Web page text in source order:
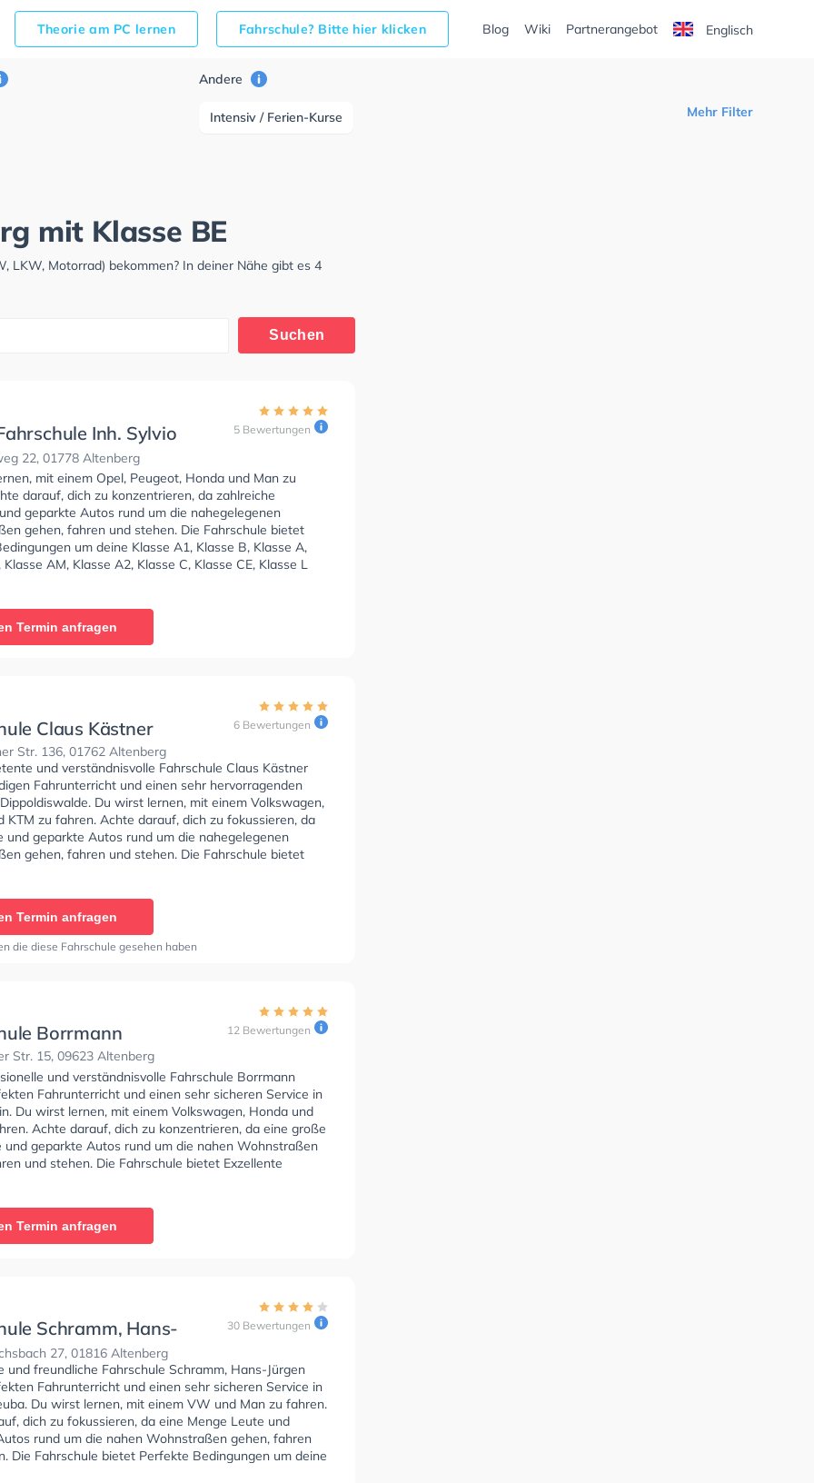
Theorie am PC lernen Fahrschule? Bitte hier klicken Blog Wiki Partnerangebot Englisch
Andere
Intensiv / Ferien-Kurse Mehr Filter
mit Klasse BE
LKW, Motorrad) bekommen? In deiner Nähe gibt es 4
Suchen
Inh. Sylvio
22, 01778 Altenberg
5 Bewertungen
mit einem Opel, Peugeot, Honda und Man zu
darauf, dich zu konzentrieren, da zahlreiche
geparkte Autos rund um die nahegelegenen
gehen, fahren und stehen. Die Fahrschule bietet
um deine Klasse A1, Klasse B, Klasse A,
Klasse AM, Klasse A2, Klasse C, Klasse CE, Klasse L
T zu erhalten. In der Mühle Fahrschule Inh. Sylvio
Termin anfragen
Claus Kästner
Str. 136, 01762 Altenberg
6 Bewertungen
und verständnisvolle Fahrschule Claus Kästner
Fahrunterricht und einen sehr hervorragenden
Du wirst lernen, mit einem Volkswagen,
KTM zu fahren. Achte darauf, dich zu fokussieren, da
und geparkte Autos rund um die nahegelegenen
gehen, fahren und stehen. Die Fahrschule bietet
um deine Klasse A1, Klasse B, Klasse A,
erhalten. In der Fahrschule Claus Kästner Sie können
online anfragen.
Termin anfragen
die diese Fahrschule gesehen haben
Borrmann
Str. 15, 09623 Altenberg
12 Bewertungen
und verständnisvolle Fahrschule Borrmann
Fahrunterricht und einen sehr sicheren Service in
Du wirst lernen, mit einem Volkswagen, Honda und
Achte darauf, dich zu konzentrieren, da eine große
und geparkte Autos rund um die nahen Wohnstraßen
und stehen. Die Fahrschule bietet Exzellente
um deine Klasse A1, Klasse B, Klasse A, Klasse BE,
Termin anfragen
Schramm, Hans-
27, 01816 Altenberg
30 Bewertungen
und freundliche Fahrschule Schramm, Hans-Jürgen
Fahrunterricht und einen sehr sicheren Service in
Du wirst lernen, mit einem VW und Man zu fahren.
dich zu fokussieren, da eine Menge Leute und
rund um die nahen Wohnstraßen gehen, fahren
Die Fahrschule bietet Perfekte Bedingungen um deine
BE, Klasse B96, Klasse BF17, Klasse C1, Klasse